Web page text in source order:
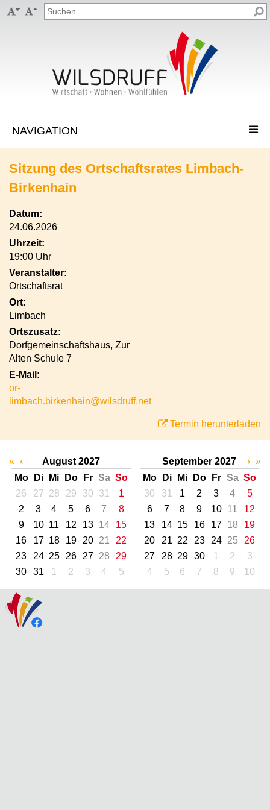
 
Sitzung des Ortschaftsrates Limbach-
Birkenhain
Datum:
24.06.2026
Uhrzeit:
19:00 Uhr
Veranstalter:
Ortschaftsrat
Ort:
Limbach
Ortszusatz:
Dorfgemeinschaftshaus, Zur
Alten Schule 7
E-Mail:
or-
limbach.birkenhain@wilsdruff.net
Termin herunterladen
« ‹
August 2027
Mo
Di Mi Do Fr Sa So
26
27 28 29 30 31
1
2
3 4 5 6 7
8
9
10 11 12 13 14
15
16
17 18 19 20 21
22
23
24 25 26 27 28
29
30
31 1 2 3 4 5
September 2027
Mo
Di Mi Do Fr Sa So
30
31 1 2 3 4
5
6
7 8 9 10 11
12
13
14 15 16 17 18
19
20
21 22 23 24 25
26
27
28 29 30 1 2
3
4
5 6 7 8 9 10
› »